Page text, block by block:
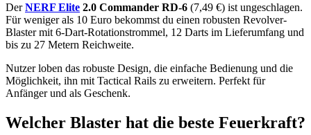
DerNERF Elite 2.0 Commander RD-6 (7,49 €) ist ungeschlagen.
Für weniger als 10 Euro bekommst du einen robusten Revolver-
Blaster mit 6-Dart-Rotationstrommel, 12 Darts im Lieferumfang und
bis zu 27 Metern Reichweite.
Nutzer loben das robuste Design, die einfache Bedienung und die
Möglichkeit, ihn mit Tactical Rails zu erweitern. Perfekt für
Anfänger und als Geschenk.
Welcher Blaster hat die beste Feuerkraft?